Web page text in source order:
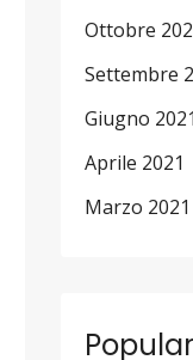
Ottobre
Settembre
Giugno 2021
Aprile 2021
Marzo 2021